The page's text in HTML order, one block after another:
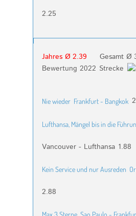
2.25
Jahres Ø 2.39
Gesamt Ø
Bewertung 2022 Strecke
Nie wieder Frankfurt - Bangkok
Lufthansa, Mängel bis in die
Vancouver - Lufthansa 1.88
Kein Service und nur Ausreden
2.88